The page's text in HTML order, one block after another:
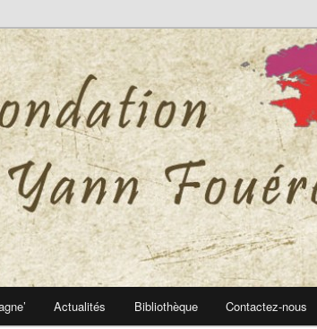
Fouéré
Fouéré
Actualités Bibliothèque Contactez-nous